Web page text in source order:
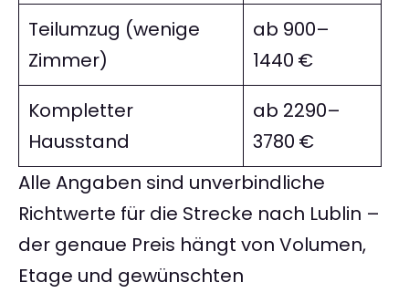
Teilumzug (wenige
Zimmer)
ab 900–
1440 €
Kompletter
Hausstand
ab 2290–
3780 €
Alle Angaben sind unverbindliche
Richtwerte für die Strecke nach Lublin –
der genaue Preis hängt von Volumen,
Etage und gewünschten